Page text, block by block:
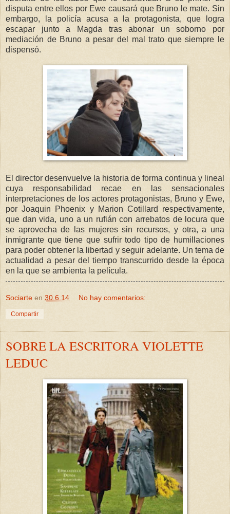
disputa entre ellos por Ewe causará que Bruno le mate. Sin
embargo, la policía acusa a la protagonista, que logra
escapar junto a Magda tras abonar un soborno por
mediación de Bruno a pesar del mal trato que siempre le
dispensó.
El director desenvuelve la historia de forma continua y lineal
cuya responsabilidad recae en las sensacionales
interpretaciones de los actores protagonistas, Bruno y Ewe,
por Joaquin Phoenix y Marion Cotillard respectivamente,
que dan vida, uno a un rufián con arrebatos de locura que
se aprovecha de las mujeres sin recursos, y otra, a una
inmigrante que tiene que sufrir todo tipo de humillaciones
para poder obtener la libertad y seguir adelante. Un tema de
actualidad a pesar del tiempo transcurrido desde la época
en la que se ambienta la película.
Sociarte en 30.6.14 No hay comentarios:
Compartir
SOBRE LA ESCRITORA VIOLETTE
LEDUC